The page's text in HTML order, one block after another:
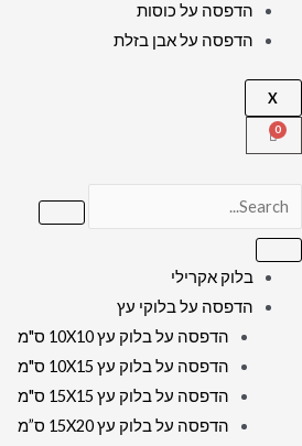
הדפסה על כוסות
הדפסה על אבן בזלת
X
בלוק אקרילי
הדפסה על בלוקי עץ
הדפסה על בלוק עץ 10X10 ס"מ
הדפסה על בלוק עץ 10X15 ס"מ
הדפסה על בלוק עץ 15X15 ס"מ
הדפסה על בלוק עץ 15X20 ס”מ